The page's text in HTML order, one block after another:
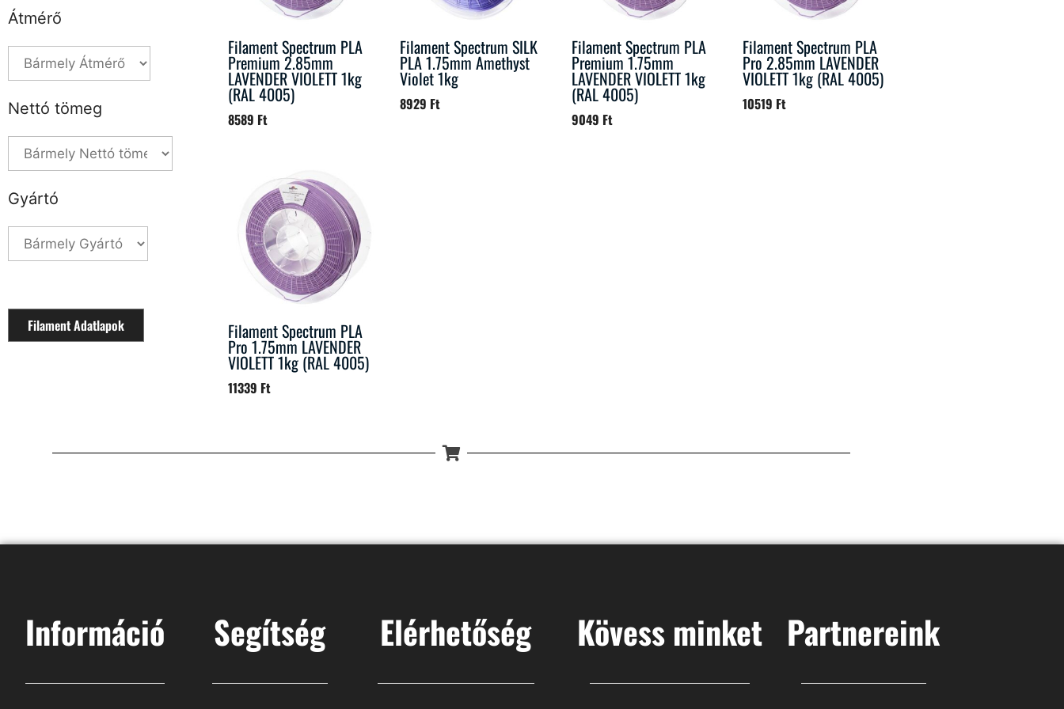
Átmérő
Nettó tömeg
Gyártó
Filament Adatlapok
Filament Spectrum PLA
Premium 2.85mm
LAVENDER VIOLETT 1kg
(RAL 4005)
8589 Ft
Filament Spectrum SILK
PLA 1.75mm Amethyst
Violet 1kg
8929 Ft
Filament Spectrum PLA
Premium 1.75mm
LAVENDER VIOLETT 1kg
(RAL 4005)
9049 Ft
Filament Spectrum PLA
Pro 2.85mm LAVENDER
VIOLETT 1kg (RAL 4005)
10519 Ft
Filament Spectrum PLA
Pro 1.75mm LAVENDER
VIOLETT 1kg (RAL 4005)
11339 Ft
Információ Segítség Elérhetőség Kövess minket Partnereink